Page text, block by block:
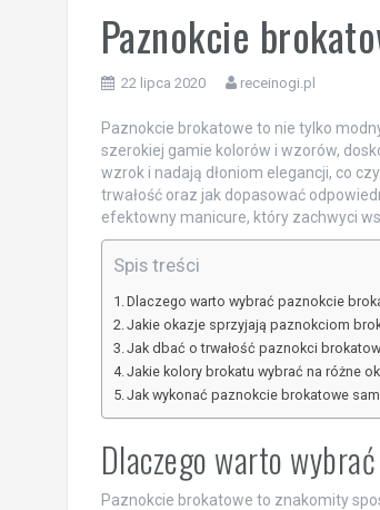
Paznokcie
22 lipca 2020 receinogi.pl
Paznokcie brokatowe to nie tylko
szerokiej gamie kolorów i wzorów,
wzrok i nadają dłoniom elegancji, co
trwałość oraz jak dopasować
efektowny manicure, który zachwyci
Spis treści
Dlaczego warto wybrać paznokcie
Jakie okazje sprzyjają paznokciom
Jak dbać o trwałość paznokci
Jakie kolory brokatu wybrać na różne
Jak wykonać paznokcie brokatowe
Dlaczego warto
Paznokcie brokatowe to znakomity